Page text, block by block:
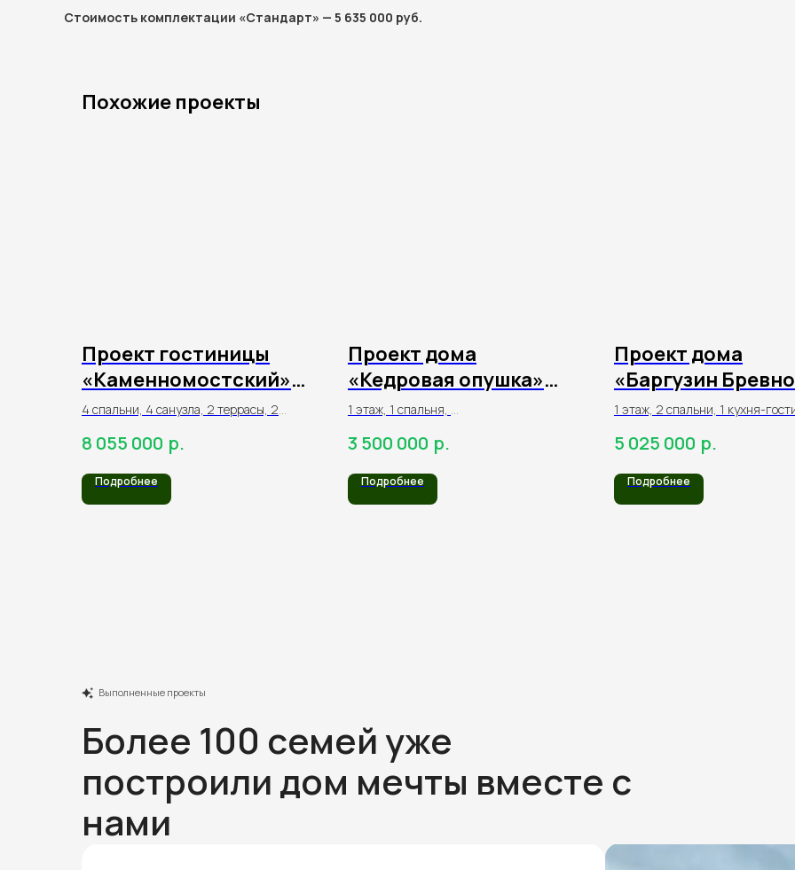
Стоимость комплектации «Стандарт» — 5 635 000 руб.
Похожие проекты
Проект гостиницы
«Каменномостский»
130,4 м² из
оцилиндрованного
бревна
4 спальни, 4 санузла, 2 террасы, 2
8 055 000 р.
Подробнее
Проект дома
«Кедровая опушка»
41,3 м² из
оцилиндрованного
бревна
1 этаж, 1 спальня,
терраса
3 500 000 р.
Подробнее
Проект дома
«Баргузин Бревно
Модерн» 58,2 м²
бревна
1 этаж, 2 спальни, 1 кухня-
5 025 000 р.
Подробнее
Более 100 семей уже
построили дом мечты вместе с
нами
Выполненные проекты